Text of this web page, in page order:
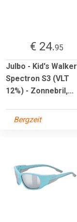
€ 24.95
Julbo - Kid's Walker
Spectron S3 (VLT
12%) - Zonnebril,...
Bergzeit